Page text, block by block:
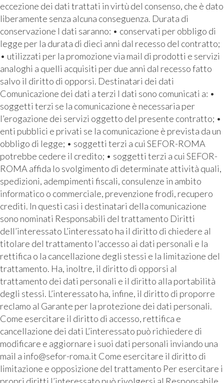
eccezione dei dati trattati in virtù del consenso, che è dato
liberamente senza alcuna conseguenza. Durata di
conservazione I dati saranno: • conservati per obbligo di
legge per la durata di dieci anni dal recesso del contratto;
• utilizzati per la promozione via mail di prodotti e servizi
analoghi a quelli acquisiti per due anni dal recesso fatto
salvo il diritto di opporsi. Destinatari dei dati
Comunicazione dei dati a terzi I dati sono comunicati a: •
soggetti terzi se la comunicazione è necessaria per
l’erogazione dei servizi oggetto del presente contratto; •
enti pubblici e privati se la comunicazione è prevista da un
obbligo di legge; • soggetti terzi a cui SEFOR-ROMA
potrebbe cedere il credito; • soggetti terzi a cui SEFOR-
ROMA affida lo svolgimento di determinate attività quali,
spedizioni, adempimenti fiscali, consulenze in ambito
informatico o commerciale, prevenzione frodi, recupero
crediti. In questi casi i destinatari della comunicazione
sono nominati Responsabili del trattamento Diritti
dell’interessato L’interessato ha il diritto di chiedere al
titolare del trattamento l'accesso ai dati personali e la
rettifica o la cancellazione degli stessi e la limitazione del
trattamento. Ha, inoltre, il diritto di opporsi al
trattamento dei dati personali e il diritto alla portabilità
degli stessi. L’interessato ha, infine, il diritto di proporre
reclamo al Garante per la protezione dei dati personali.
Come esercitare il diritto di accesso, rettifica e
cancellazione dei dati L’interessato può richiedere di
modificare e aggiornare i suoi dati personali inviando una
mail a info@sefor-roma.it Come esercitare il diritto di
limitazione e opposizione del trattamento Per esercitare i